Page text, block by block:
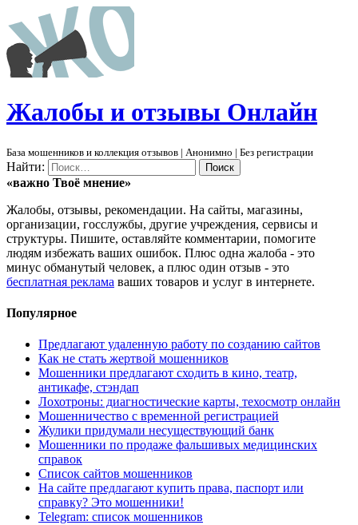
Жалобы и отзывы Онлайн
База мошенников и коллекция отзывов | Анонимно | Без регистрации
Найти:
«важно Твоё мнение»
Жалобы, отзывы, рекомендации. На сайты, магазины,
организации, госслужбы, другие учреждения, сервисы и
структуры. Пишите, оставляйте комментарии, помогите
людям избежать ваших ошибок. Плюс одна жалоба - это
минус обманутый человек, а плюс один отзыв - это
бесплатная реклама ваших товаров и услуг в интернете.
Популярное
Предлагают удаленную работу по созданию сайтов
Как не стать жертвой мошенников
Мошенники предлагают сходить в кино, театр,
антикафе, стэндап
Лохотроны: диагностические карты, техосмотр онлайн
Мошенничество с временной регистрацией
Жулики придумали несуществующий банк
Мошенники по продаже фальшивых медицинских
справок
Список сайтов мошенников
На сайте предлагают купить права, паспорт или
справку? Это мошенники!
Telegram: список мошенников